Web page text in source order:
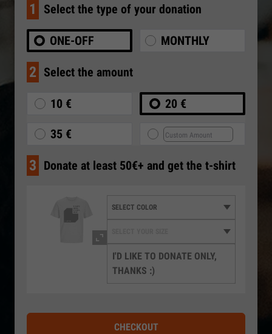
1 Select the type of your donation
ONE-OFF MONTHLY
2 Select the amount
10 € 20 €
35 €
3 Donate at least 50€+ and get the t-shirt
I'D LIKE TO DONATE ONLY,
THANKS :)
CHECKOUT